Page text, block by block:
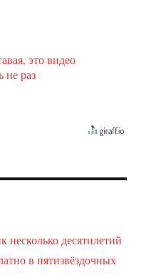
это видео
не раз
десятилетий
в пятизвёздочных